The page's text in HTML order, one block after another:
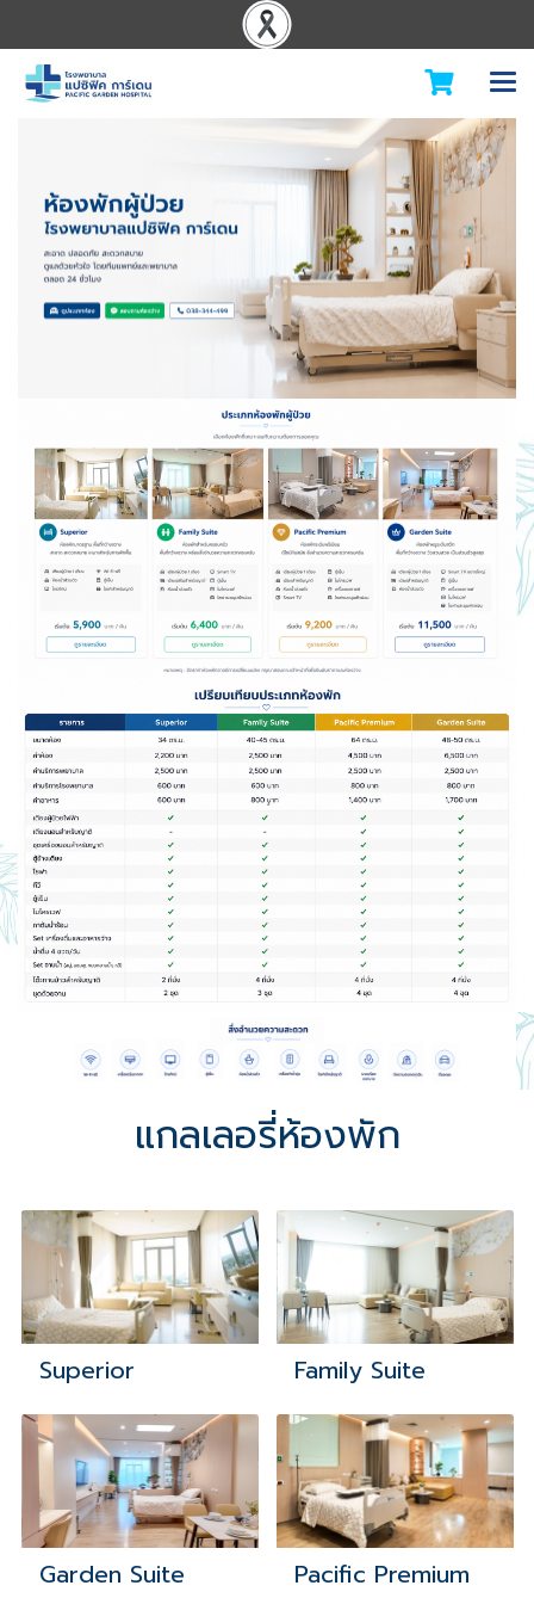
แกลเลอรี่ห้องพัก
Superior Family Suite
Pacific Premium
Garden Suite